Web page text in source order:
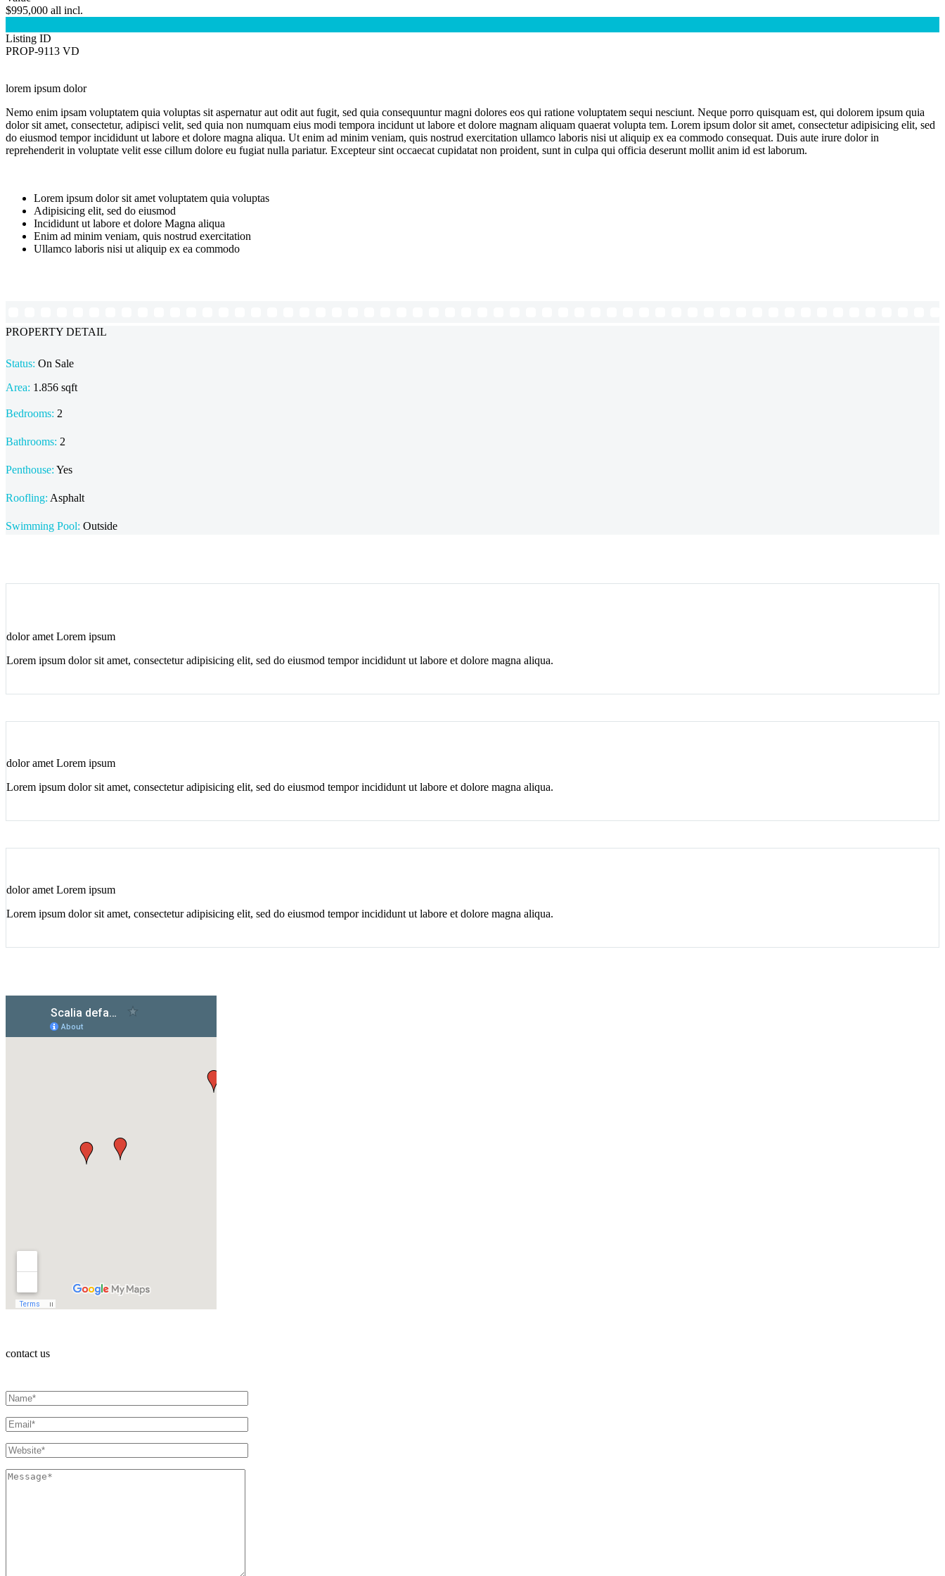
$995,000 all incl.
Listing ID
PROP-9113 VD
lorem ipsum dolor
Nemo enim ipsam voluptatem quia voluptas sit aspernatur aut odit aut fugit, sed quia consequuntur magni dolores eos qui ratione voluptatem sequi nesciunt. Neque porro quisquam est, qui dolorem ipsum quia
dolor sit amet, consectetur, adipisci velit, sed quia non numquam eius modi tempora incidunt ut labore et dolore magnam aliquam quaerat volupta tem. Lorem ipsum dolor sit amet, consectetur adipisicing elit, sed
do eiusmod tempor incididunt ut labore et dolore magna aliqua. Ut enim ad minim veniam, quis nostrud exercitation ullamco laboris nisi ut aliquip ex ea commodo consequat. Duis aute irure dolor in
reprehenderit in voluptate velit esse cillum dolore eu fugiat nulla pariatur. Excepteur sint occaecat cupidatat non proident, sunt in culpa qui officia deserunt mollit anim id est laborum.
Lorem ipsum dolor sit amet voluptatem quia voluptas
Adipisicing elit, sed do eiusmod
Incididunt ut labore et dolore Magna aliqua
Enim ad minim veniam, quis nostrud exercitation
Ullamco laboris nisi ut aliquip ex ea commodo
PROPERTY DETAIL
Status: On Sale
Area: 1.856 sqft
Bedrooms: 2
Bathrooms: 2
Penthouse: Yes
Roofling: Asphalt
Swimming Pool: Outside
dolor amet Lorem ipsum
Lorem ipsum dolor sit amet, consectetur adipisicing elit, sed do eiusmod tempor incididunt ut labore et dolore magna aliqua.
dolor amet Lorem ipsum
Lorem ipsum dolor sit amet, consectetur adipisicing elit, sed do eiusmod tempor incididunt ut labore et dolore magna aliqua.
dolor amet Lorem ipsum
Lorem ipsum dolor sit amet, consectetur adipisicing elit, sed do eiusmod tempor incididunt ut labore et dolore magna aliqua.
contact us